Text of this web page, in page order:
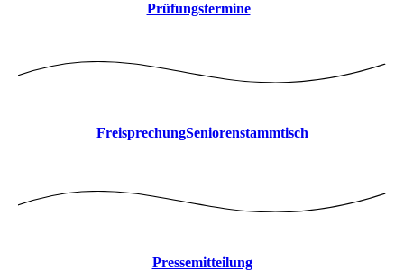
Prüfungstermine
FreisprechungSeniorenstammtisch
Pressemitteilung